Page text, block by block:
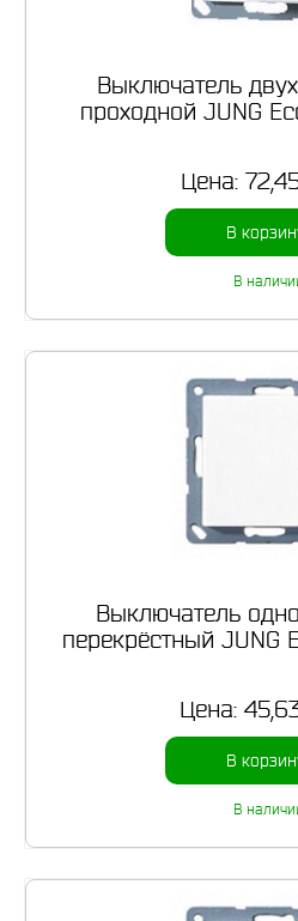
Выключатель
проходной JUNG
Цена:
В
В
Выключатель
перекрёстный JUNG
Цена:
В
В